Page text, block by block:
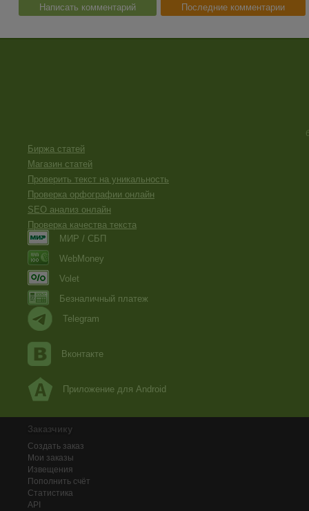
Написать комментарий Последние комментарии
Биржа статей
Магазин статей
Проверить текст на уникальность
Проверка орфографии онлайн
SEO анализ онлайн
Проверка качества текста
МИР / СБП
WebMoney
Volet
Безналичный платеж
Telegram
Вконтакте
Приложение для Android
Заказчику
Создать заказ
Мои заказы
Извещения
Пополнить счёт
Статистика
API